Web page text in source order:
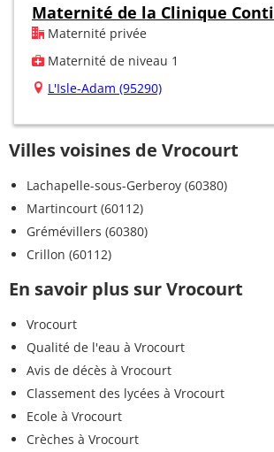
Maternité de la Clinique Conti
Maternité privée
Maternité de niveau 1
L'Isle-Adam (95290)
Villes voisines de Vrocourt
Lachapelle-sous-Gerberoy (60380)
Martincourt (60112)
Grémévillers (60380)
Crillon (60112)
En savoir plus sur Vrocourt
Vrocourt
Qualité de l'eau à Vrocourt
Avis de décès à Vrocourt
Classement des lycées à Vrocourt
Ecole à Vrocourt
Crèches à Vrocourt